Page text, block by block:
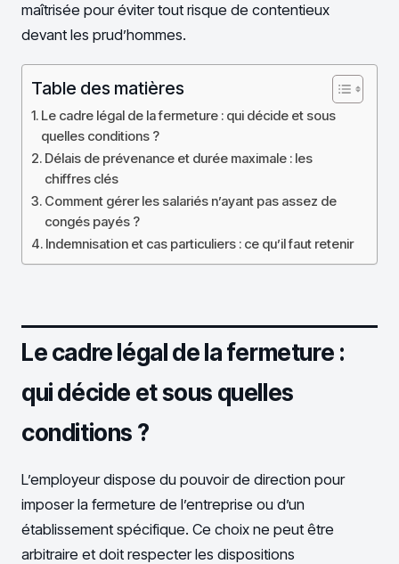
maîtrisée pour éviter tout risque de contentieux
devant les prud’hommes.
Table des matières
Le cadre légal de la fermeture : qui décide et sous
quelles conditions ?
Délais de prévenance et durée maximale : les
chiffres clés
Comment gérer les salariés n’ayant pas assez de
congés payés ?
Indemnisation et cas particuliers : ce qu’il faut retenir
Le cadre légal de la fermeture :
qui décide et sous quelles
conditions ?
L’employeur dispose du pouvoir de direction pour
imposer la fermeture de l’entreprise ou d’un
établissement spécifique. Ce choix ne peut être
arbitraire et doit respecter les dispositions